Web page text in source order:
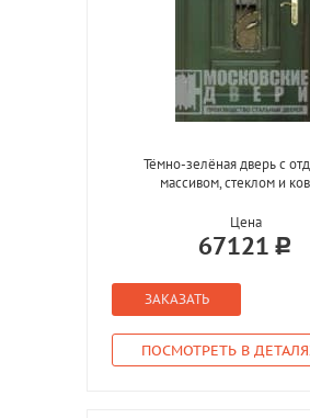
Тёмно-зелёная дверь с
массивом, стеклом и
Цена
67121
ЗАКАЗАТЬ
ПОСМОТРЕТЬ В